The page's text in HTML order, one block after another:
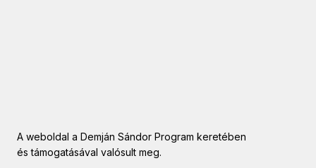
A weboldal a Demján Sándor Program keretében
és támogatásával valósult meg.